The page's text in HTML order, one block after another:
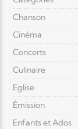
Chanson
Cinéma
Concerts
Culinaire
Eglise
Émission
Enfants et Ados